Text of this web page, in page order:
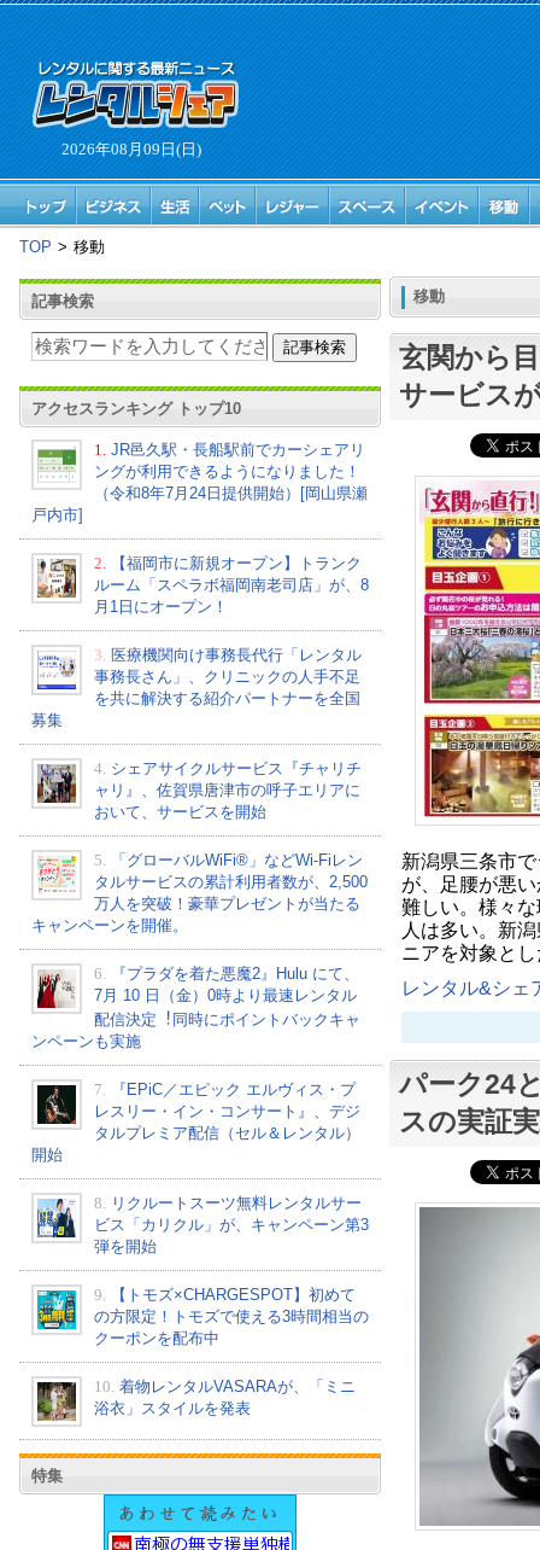
2026年08月09日(日)
TOP > 移動
記事検索
アクセスランキング トップ10
1.
JR邑久駅・長船駅前でカーシェアリ
ングが利用できるようになりました！
（令和8年7月24日提供開始）[岡山県瀬
戸内市]
2.
【福岡市に新規オープン】トランク
ルーム「スペラボ福岡南老司店」が、8
月1日にオープン！
3. 医療機関向け事務長代行「レンタル
事務長さん」、クリニックの人手不足
を共に解決する紹介パートナーを全国
募集
4. シェアサイクルサービス『チャリチ
ャリ』、佐賀県唐津市の呼子エリアに
おいて、サービスを開始
5.
「グローバルWiFi®」などWi-Fiレン
タルサービスの累計利用者数が、2,500
万人を突破！豪華プレゼントが当たる
キャンペーンを開催。
6.
『プラダを着た悪魔2』Hulu にて、
7⽉ 10 ⽇（金）0時より最速レンタル
配信決定︕同時にポイントバックキャ
ンペーンも実施
7.
『EPiC／エピック エルヴィス・プ
レスリー・イン・コンサート』、デジ
タルプレミア配信（セル＆レンタル）
開始
8.
リクルートスーツ無料レンタルサー
ビス「カリクル」が、キャンペーン第3
弾を開始
9.
【トモズ×CHARGESPOT】初めて
の方限定！トモズで使える3時間相当の
クーポンを配布中
10. 着物レンタルVASARAが、「ミニ
浴衣」スタイルを発表
特集
移動
玄関から
サービス
新潟県三条市
が、足腰が悪
難しい。様々
人は多い。新
ニアを対象と
レンタル&シェ
パーク24
スの実証